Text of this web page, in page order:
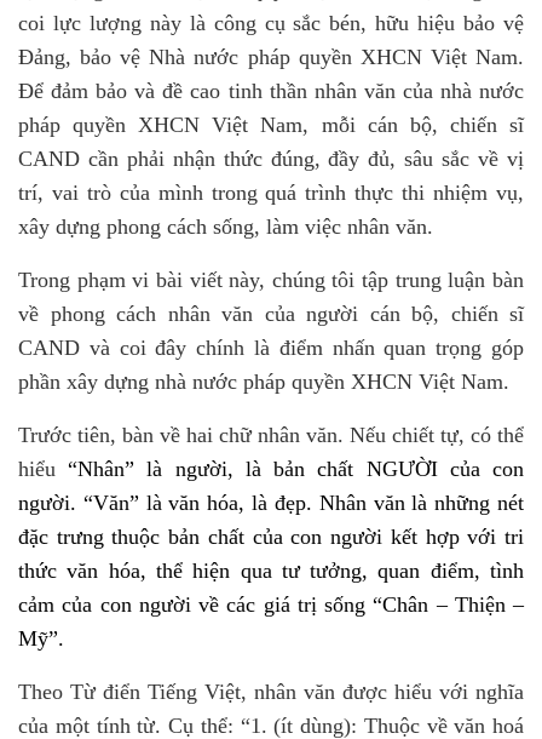
coi lực lượng này là công cụ sắc bén, hữu hiệu bảo vệ
Đảng, bảo vệ Nhà nước pháp quyền XHCN Việt Nam.
Để đảm bảo và đề cao tinh thần nhân văn của nhà nước
pháp quyền XHCN Việt Nam, mỗi cán bộ, chiến sĩ
CAND cần phải nhận thức đúng, đầy đủ, sâu sắc về vị
trí, vai trò của mình trong quá trình thực thi nhiệm vụ,
xây dựng phong cách sống, làm việc nhân văn.
Trong phạm vi bài viết này, chúng tôi tập trung luận bàn
về phong cách nhân văn của người cán bộ, chiến sĩ
CAND và coi đây chính là điểm nhấn quan trọng góp
phần xây dựng nhà nước pháp quyền XHCN Việt Nam.
Trước tiên, bàn về hai chữ nhân văn. Nếu chiết tự, có thể
hiểu“Nhân” là người, là bản chất NGƯỜI của con
người. “Văn” là văn hóa, là đẹp. Nhân văn là những nét
đặc trưng thuộc bản chất của con người kết hợp với tri
thức văn hóa, thể hiện qua tư tưởng, quan điểm, tình
cảm của con người về các giá trị sống “Chân – Thiện –
Mỹ”.
Theo Từ điển Tiếng Việt, nhân văn được hiểu với nghĩa
của một tính từ. Cụ thể: “1. (ít dùng): Thuộc về văn hoá